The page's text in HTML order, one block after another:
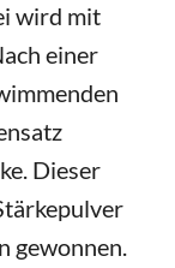
wird mit
einer
Dieser
gewonnen.